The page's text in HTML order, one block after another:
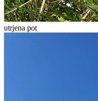
utrjena pot